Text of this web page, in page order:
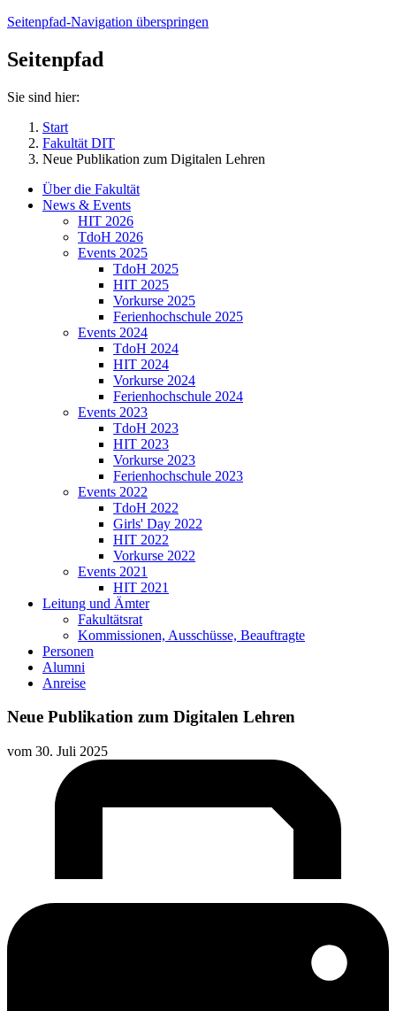
Seitenpfad-Navigation überspringen
Seitenpfad
Sie sind hier:
Start
Fakultät DIT
Neue Publikation zum Digitalen Lehren
Über die Fakultät
News & Events
HIT 2026
TdoH 2026
Events 2025
TdoH 2025
HIT 2025
Vorkurse 2025
Ferienhochschule 2025
Events 2024
TdoH 2024
HIT 2024
Vorkurse 2024
Ferienhochschule 2024
Events 2023
TdoH 2023
HIT 2023
Vorkurse 2023
Ferienhochschule 2023
Events 2022
TdoH 2022
Girls' Day 2022
HIT 2022
Vorkurse 2022
Events 2021
HIT 2021
Leitung und Ämter
Fakultätsrat
Kommissionen, Ausschüsse, Beauftragte
Personen
Alumni
Anreise
Neue Publikation zum Digitalen Lehren
vom 30. Juli 2025